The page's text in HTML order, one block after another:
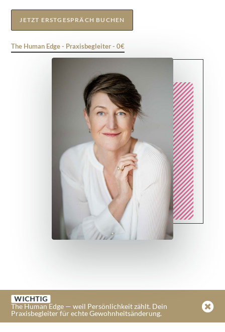
JETZT ERSTGESPRÄCH BUCHEN
The Human Edge - Praxisbegleiter - 0€

WICHTIG
The Human Edge — weil Persönlichkeit zählt. Dein
Praxisbegleiter für echte Gewohnheitsänderung.